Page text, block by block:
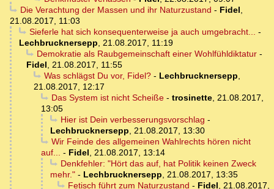
Die Verachtung der Massen und ihr Naturzustand - Fidel,
21.08.2017, 11:03
Sieferle hat sich konsequenterweise ja auch umgebracht... -
Lechbrucknersepp, 21.08.2017, 11:19
Demokratie als Raubgemeinschaft einer Wohlfühldiktatur-
Fidel, 21.08.2017, 11:55
Was schlägst Du vor, Fidel?- Lechbrucknersepp,
21.08.2017, 12:17
Das System ist nicht Scheiße- trosinette, 21.08.2017,
13:05
Hier ist Dein verbesserungsvorschlag -
Lechbrucknersepp, 21.08.2017, 13:30
Wir Feinde des allgemeinen Wahlrechts hören nicht
auf... - Fidel, 21.08.2017, 13:14
Denkfehler: "Hört das auf, hat Politik keinen Zweck
mehr." - Lechbrucknersepp, 21.08.2017, 13:35
Fetisch führt zum Naturzustand - Fidel, 21.08.2017,